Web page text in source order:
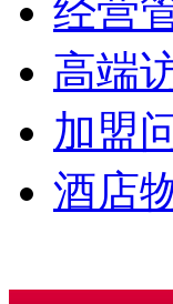
经营
高端
加盟
酒店